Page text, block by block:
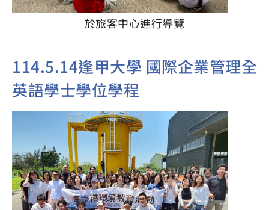
於旅客中心進行導覽
114.5.14逢甲大學 國際企業管理全
英語學士學位學程